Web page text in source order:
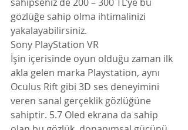
gözlüğe sahip olma ihtimalinizi
yakalayabilirsiniz.
Sony PlayStation VR
İşin içerisinde oyun olduğu zaman ilk
akla gelen marka Playstation, aynı
Oculus Rift gibi 3D ses deneyimini
veren sanal gerçeklik gözlüğüne
sahiptir. 5.7 Oled ekrana da sahip